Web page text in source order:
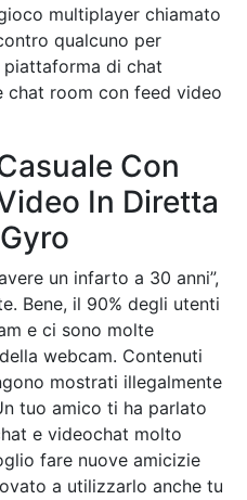
multiplayer chiamato
qualcuno per
di chat
chat room con feed video
Con
In Diretta
un infarto a 30 anni”,
Bene, il 90% degli utenti
e ci sono molte
webcam. Contenuti
mostrati illegalmente
tuo amico ti ha parlato
e videochat molto
fare nuove amicizie
a utilizzarlo anche tu